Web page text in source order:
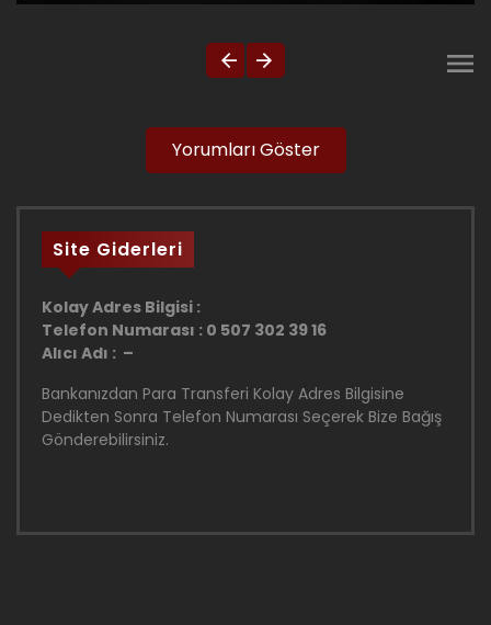
Yorumları Göster
Site Giderleri
Kolay Adres Bilgisi :
Telefon Numarası : 0 507 302 39 16
Alıcı Adı : –
Bankanızdan Para Transferi Kolay Adres Bilgisine
Dedikten Sonra Telefon Numarası Seçerek Bize Bağış
Gönderebilirsiniz.